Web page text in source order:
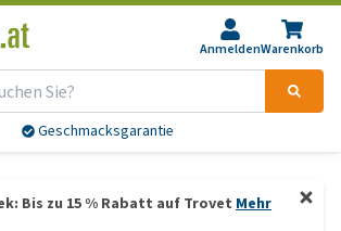
AnmeldenWarenkorb
Geschmacksgarantie
Bis zu 15 % Rabatt auf Trovet Mehr